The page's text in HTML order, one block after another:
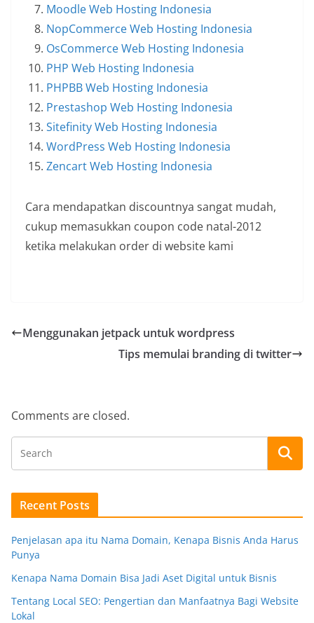
Moodle Web Hosting Indonesia
NopCommerce Web Hosting Indonesia
OsCommerce Web Hosting Indonesia
PHP Web Hosting Indonesia
PHPBB Web Hosting Indonesia
Prestashop Web Hosting Indonesia
Sitefinity Web Hosting Indonesia
WordPress Web Hosting Indonesia
Zencart Web Hosting Indonesia
Cara mendapatkan discountnya sangat mudah,
cukup memasukkan coupon code natal-2012
ketika melakukan order di website kami
Menggunakan jetpack untuk wordpress
Tips memulai branding di twitter
Comments are closed.
Recent Posts
Penjelasan apa itu Nama Domain, Kenapa Bisnis Anda Harus
Punya
Kenapa Nama Domain Bisa Jadi Aset Digital untuk Bisnis
Tentang Local SEO: Pengertian dan Manfaatnya Bagi Website
Lokal